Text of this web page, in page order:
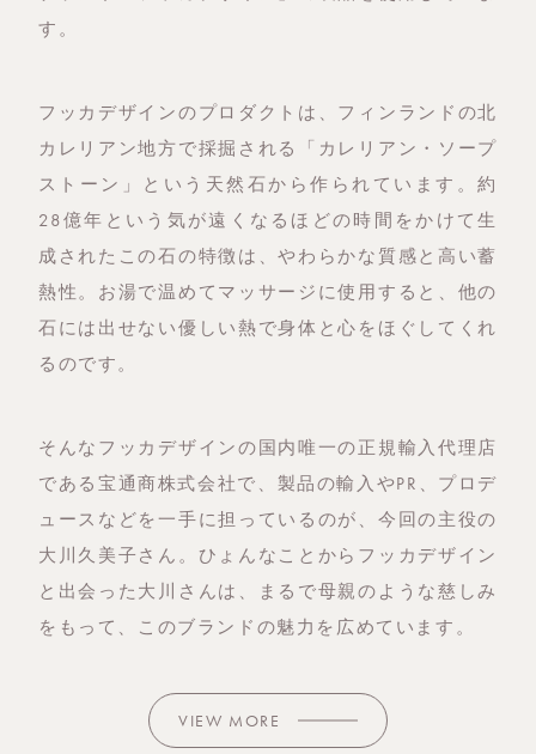
す。
フッカデザインのプロダクトは、フィンランドの北
カレリアン地方で採掘される「カレリアン・ソープ
ストーン」という天然石から作られています。約
28億年という気が遠くなるほどの時間をかけて生
成されたこの石の特徴は、やわらかな質感と高い蓄
熱性。お湯で温めてマッサージに使用すると、他の
石には出せない優しい熱で身体と心をほぐしてくれ
るのです。
そんなフッカデザインの国内唯一の正規輸入代理店
である宝通商株式会社で、製品の輸入やPR、プロデ
ュースなどを一手に担っているのが、今回の主役の
大川久美子さん。ひょんなことからフッカデザイン
と出会った大川さんは、まるで母親のような慈しみ
をもって、このブランドの魅力を広めています。
VIEW MORE